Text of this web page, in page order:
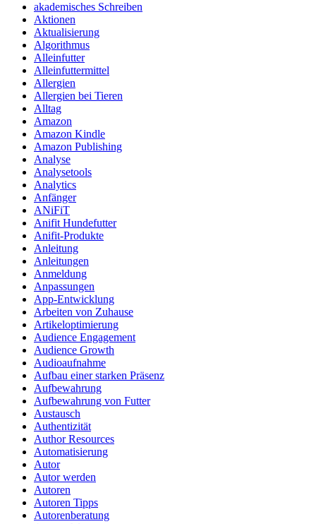
akademisches Schreiben
Aktionen
Aktualisierung
Algorithmus
Alleinfutter
Alleinfuttermittel
Allergien
Allergien bei Tieren
Alltag
Amazon
Amazon Kindle
Amazon Publishing
Analyse
Analysetools
Analytics
Anfänger
ANiFiT
Anifit Hundefutter
Anifit-Produkte
Anleitung
Anleitungen
Anmeldung
Anpassungen
App-Entwicklung
Arbeiten von Zuhause
Artikeloptimierung
Audience Engagement
Audience Growth
Audioaufnahme
Aufbau einer starken Präsenz
Aufbewahrung
Aufbewahrung von Futter
Austausch
Authentizität
Author Resources
Automatisierung
Autor
Autor werden
Autoren
Autoren Tipps
Autorenberatung